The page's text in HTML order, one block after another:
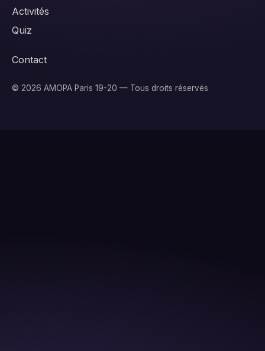
Activités
Quiz
Contact
© 2026 AMOPA Paris 19-20 — Tous droits réservés